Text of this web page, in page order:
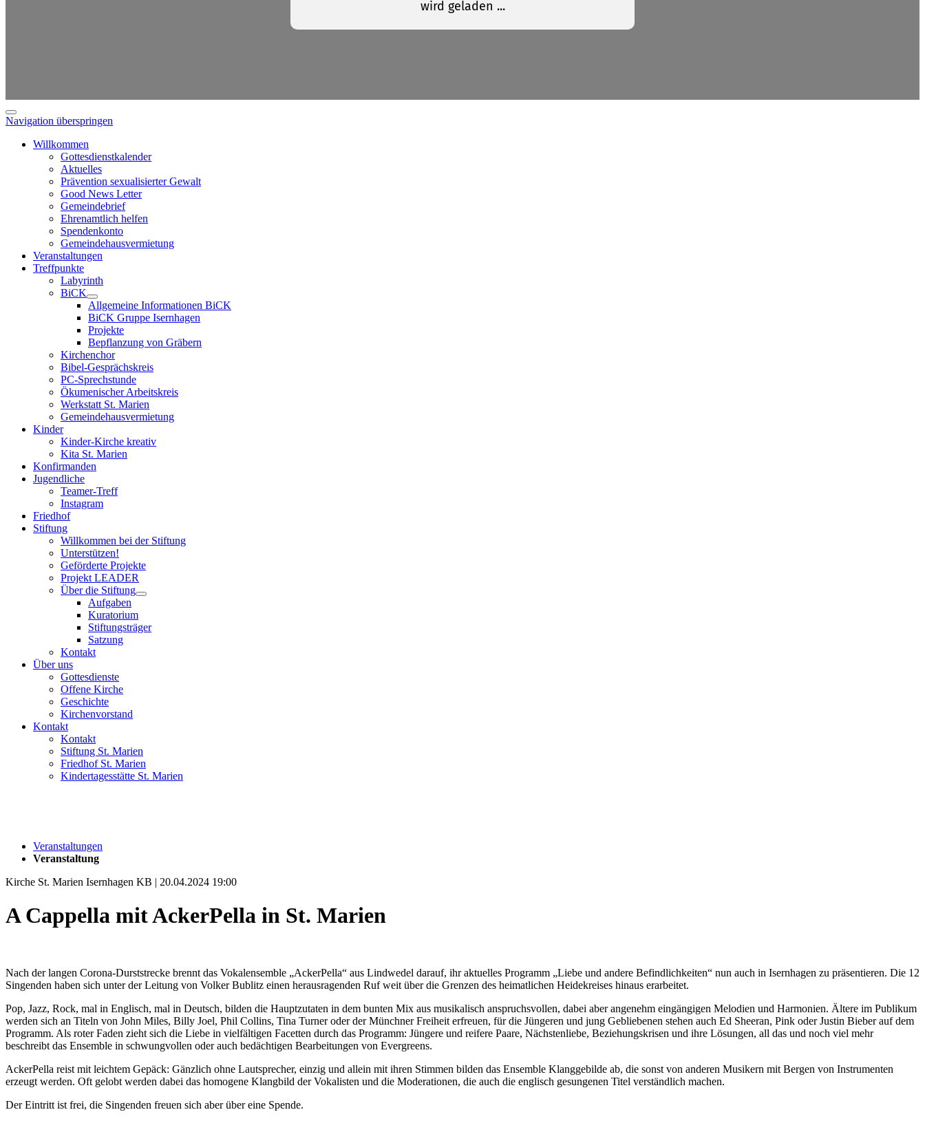
Navigation überspringen
Willkommen
Gottesdienstkalender
Aktuelles
Prävention sexualisierter Gewalt
Good News Letter
Gemeindebrief
Ehrenamtlich helfen
Spendenkonto
Gemeindehausvermietung
Veranstaltungen
Treffpunkte
Labyrinth
BiCK
Allgemeine Informationen BiCK
BiCK Gruppe Isernhagen
Projekte
Bepflanzung von Gräbern
Kirchenchor
Bibel-Gesprächskreis
PC-Sprechstunde
Ökumenischer Arbeitskreis
Werkstatt St. Marien
Gemeindehausvermietung
Kinder
Kinder-Kirche kreativ
Kita St. Marien
Konfirmanden
Jugendliche
Teamer-Treff
Instagram
Friedhof
Stiftung
Willkommen bei der Stiftung
Unterstützen!
Geförderte Projekte
Projekt LEADER
Über die Stiftung
Aufgaben
Kuratorium
Stiftungsträger
Satzung
Kontakt
Über uns
Gottesdienste
Offene Kirche
Geschichte
Kirchenvorstand
Kontakt
Kontakt
Stiftung St. Marien
Friedhof St. Marien
Kindertagesstätte St. Marien
Veranstaltungen
Veranstaltung
Kirche St. Marien Isernhagen KB | 20.04.2024 19:00
A Cappella mit AckerPella in St. Marien
Nach der langen Corona-Durststrecke brennt das Vokalensemble „AckerPella“ aus Lindwedel darauf, ihr aktuelles Programm „Liebe und andere Befindlichkeiten“ nun auch in Isernhagen zu präsentieren. Die 12
Singenden haben sich unter der Leitung von Volker Bublitz einen herausragenden Ruf weit über die Grenzen des heimatlichen Heidekreises hinaus erarbeitet.
Pop, Jazz, Rock, mal in Englisch, mal in Deutsch, bilden die Hauptzutaten in dem bunten Mix aus musikalisch anspruchsvollen, dabei aber angenehm eingängigen Melodien und Harmonien. Ältere im Publikum
werden sich an Titeln von John Miles, Billy Joel, Phil Collins, Tina Turner oder der Münchner Freiheit erfreuen, für die Jüngeren und jung Gebliebenen stehen auch Ed Sheeran, Pink oder Justin Bieber auf dem
Programm. Als roter Faden zieht sich die Liebe in vielfältigen Facetten durch das Programm: Jüngere und reifere Paare, Nächstenliebe, Beziehungskrisen und ihre Lösungen, all das und noch viel mehr
beschreibt das Ensemble in schwungvollen oder auch bedächtigen Bearbeitungen von Evergreens.
AckerPella reist mit leichtem Gepäck: Gänzlich ohne Lautsprecher, einzig und allein mit ihren Stimmen bilden das Ensemble Klanggebilde ab, die sonst von anderen Musikern mit Bergen von Instrumenten
erzeugt werden. Oft gelobt werden dabei das homogene Klangbild der Vokalisten und die Moderationen, die auch die englisch gesungenen Titel verständlich machen.
Der Eintritt ist frei, die Singenden freuen sich aber über eine Spende.